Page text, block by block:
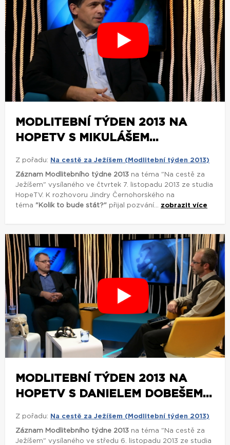
MODLITEBNÍ TÝDEN 2013 NA
HOPETV S MIKULÁŠEM...
Z pořadu: Na cestě za Ježíšem (Modlitební týden 2013)
Záznam Modlitebního týdne 2013 na téma "Na cestě za
Ježíšem" vysílaného ve čtvrtek 7. listopadu 2013 ze studia
HopeTV. K rozhovoru Jindry Černohorského na
téma "Kolik to bude stát?" přijal pozvání... zobrazit více
MODLITEBNÍ TÝDEN 2013 NA
HOPETV S DANIELEM DOBEŠEM...
Z pořadu: Na cestě za Ježíšem (Modlitební týden 2013)
Záznam Modlitebního týdne 2013 na téma "Na cestě za
Ježíšem" vysílaného ve středu 6. listopadu 2013 ze studia